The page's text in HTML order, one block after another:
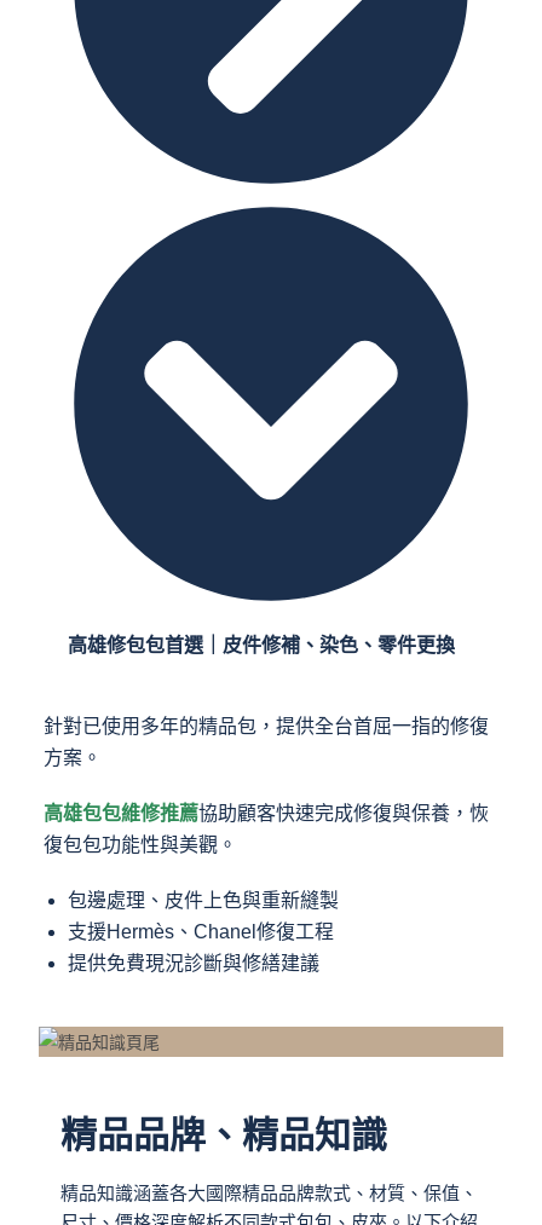
高雄修包包首選｜皮件修補、染色、零件更換
針對已使用多年的精品包，提供全台首屈一指的修復
方案。
高雄包包維修推薦協助顧客快速完成修復與保養，恢
復包包功能性與美觀。
包邊處理、皮件上色與重新縫製
支援Hermès、Chanel修復工程
提供免費現況診斷與修繕建議
精品品牌、精品知識
精品知識涵蓋各大國際精品品牌款式、材質、保值、